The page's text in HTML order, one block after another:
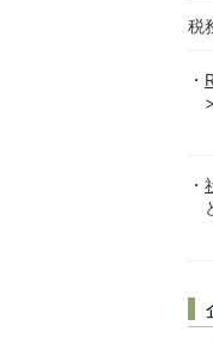
税